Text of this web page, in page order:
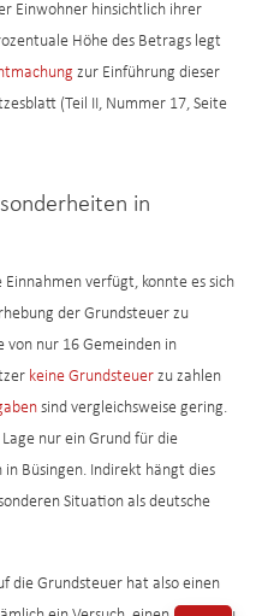
Einwohner hinsichtlich ihrer
Höhe des Betrags legt
zur Einführung dieser
(Teil II, Nummer 17, Seite
in
verfügt, konnte es sich
der Grundsteuer zu
von nur 16 Gemeinden in
keine Grundsteuer zu zahlen
sind vergleichsweise gering.
nur ein Grund für die
Büsingen. Indirekt hängt dies
Situation als deutsche
die Grundsteuer hat also einen